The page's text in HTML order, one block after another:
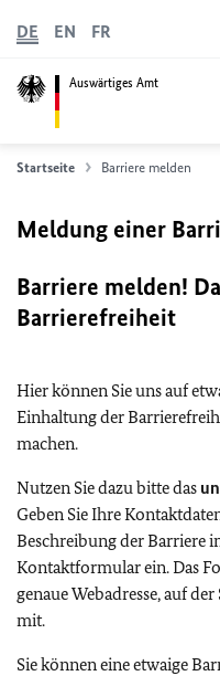
Auswärtiges Amt
DE EN FR
Startseite Barriere melden
Meldung einer
Barriere melden!
Barrierefreiheit
Hier können Sie uns auf
Einhaltung der
machen.
Nutzen Sie dazu bitte das
Geben Sie Ihre
Beschreibung der Barriere
Kontaktformular ein. Das
genaue Webadresse, auf
mit.
Sie können eine etwaige